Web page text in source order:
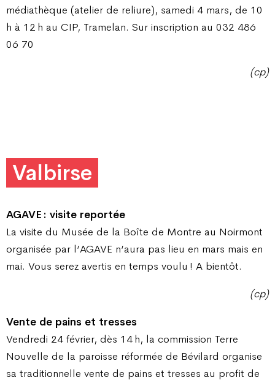
médiathèque (atelier de reliure), samedi 4 mars, de 10
h à 12 h au CIP, Tramelan. Sur inscription au 032 486
06 70
(cp)
Valbirse
AGAVE : visite reportée
La visite du Musée de la Boîte de Montre au Noirmont
organisée par l’AGAVE n’aura pas lieu en mars mais en
mai. Vous serez avertis en temps voulu ! A bientôt.
(cp)
Vente de pains et tresses
Vendredi 24 février, dès 14 h, la commission Terre
Nouvelle de la paroisse réformée de Bévilard organise
sa traditionnelle vente de pains et tresses au profit de